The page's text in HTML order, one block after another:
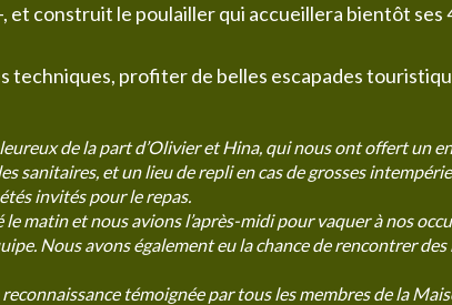
et construit le poulailler qui accueillera bientôt ses
techniques, profiter de belles escapades
de la part d’Olivier et Hina, qui nous ont offert un
sanitaires, et un lieu de repli en cas de grosses
invités pour le repas.
matin et nous avions l’après-midi pour vaquer à nos
Nous avons également eu la chance de rencontrer
témoignée par tous les membres de la